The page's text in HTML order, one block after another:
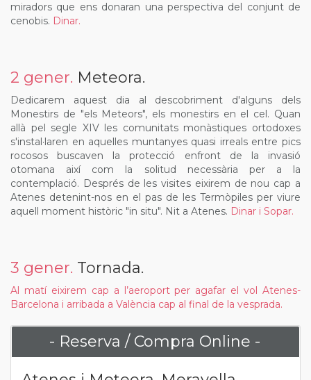
miradors que ens donaran una perspectiva del conjunt de
cenobis. Dinar.
2 gener. Meteora.
Dedicarem aquest dia al descobriment d'alguns dels
Monestirs de "els Meteors", els monestirs en el cel. Quan
allà pel segle XIV les comunitats monàstiques ortodoxes
s'instal·laren en aquelles muntanyes quasi irreals entre pics
rocosos buscaven la protecció enfront de la invasió
otomana així com la solitud necessària per a la
contemplació. Després de les visites eixirem de nou cap a
Atenes detenint-nos en el pas de les Termòpiles per viure
aquell moment històric "in situ". Nit a Atenes. Dinar i Sopar.
3 gener. Tornada.
Al matí eixirem cap a l’aeroport per agafar el vol Atenes-
Barcelona i arribada a València cap al final de la vesprada.
- Reserva / Compra Online -